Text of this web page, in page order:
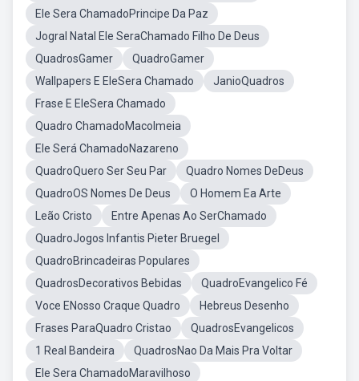
Ele Sera ChamadoPrincipe Da Paz
Jogral Natal Ele SeraChamado Filho De Deus
QuadrosGamer
QuadroGamer
Wallpapers E EleSera Chamado
JanioQuadros
Frase E EleSera Chamado
Quadro ChamadoMacolmeia
Ele Será ChamadoNazareno
QuadroQuero Ser Seu Par
Quadro Nomes DeDeus
QuadroOS Nomes De Deus
O Homem Ea Arte
Leão Cristo
Entre Apenas Ao SerChamado
QuadroJogos Infantis Pieter Bruegel
QuadroBrincadeiras Populares
QuadrosDecorativos Bebidas
QuadroEvangelico Fé
Voce ENosso Craque Quadro
Hebreus Desenho
Frases ParaQuadro Cristao
QuadrosEvangelicos
1 Real Bandeira
QuadrosNao Da Mais Pra Voltar
Ele Sera ChamadoMaravilhoso